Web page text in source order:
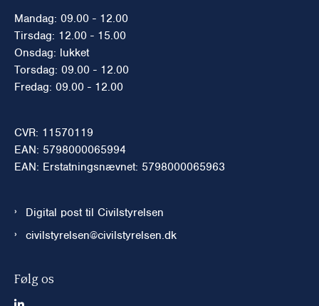
Mandag: 09.00 - 12.00
Tirsdag: 12.00 - 15.00
Onsdag: lukket
Torsdag: 09.00 - 12.00
Fredag: 09.00 - 12.00
CVR: 11570119
EAN: 5798000065994
EAN: Erstatningsnævnet: 5798000065963
Digital post til Civilstyrelsen
civilstyrelsen@civilstyrelsen.dk
Følg os